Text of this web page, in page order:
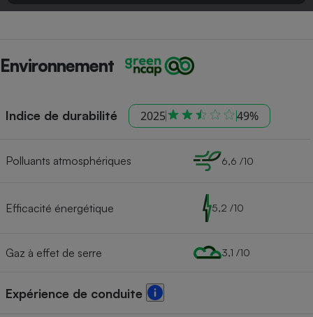
Environnement
Indice de durabilité 2025 49%
Polluants atmosphériques 6,6 /10
Efficacité énergétique 5,2 /10
Gaz à effet de serre 3,1 /10
Expérience de conduite